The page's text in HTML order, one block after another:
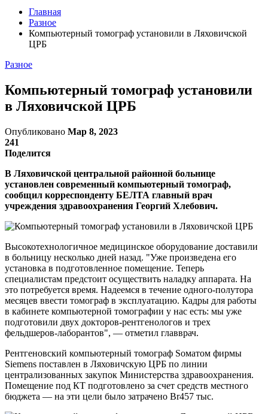
Главная
Разное
Компьютерный томограф установили в Ляховичской
ЦРБ
Разное
Компьютерный томограф установили
в Ляховичской ЦРБ
Опубликовано Мар 8, 2023
241
Поделится
В Ляховичской центральной районной больнице
установлен современный компьютерный томограф,
сообщил корреспонденту БЕЛТА главный врач
учреждения здравоохранения Георгий Хлебович.
Высокотехнологичное медицинское оборудование доставили
в больницу несколько дней назад. "Уже произведена его
установка в подготовленное помещение. Теперь
специалистам предстоит осуществить наладку аппарата. На
это потребуется время. Надеемся в течение одного-полутора
месяцев ввести томограф в эксплуатацию. Кадры для работы
в кабинете компьютерной томографии у нас есть: мы уже
подготовили двух докторов-рентгенологов и трех
фельдшеров-лаборантов", — отметил главврач.
Рентгеновский компьютерный томограф Sоматом фирмы
Siemens поставлен в Ляховичскую ЦРБ по линии
централизованных закупок Министерства здравоохранения.
Помещение под КТ подготовлено за счет средств местного
бюджета — на эти цели было затрачено Br457 тыс.